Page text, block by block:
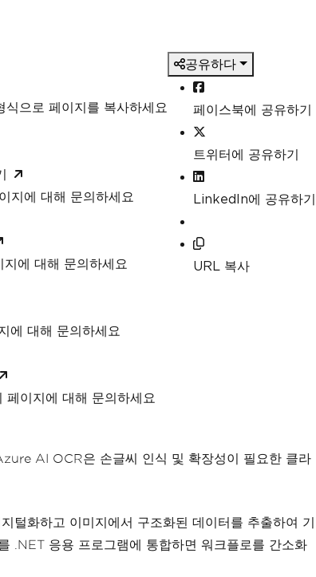
식으로 페이지를 복사하세요
지에 대해 문의하세요
에 대해 문의하세요
에 대해 문의하세요
이지에 대해 문의하세요
공유하다
페이스북에 공유하기
트위터에 공유하기
LinkedIn에 공유하기
URL 복사
AI OCR은 손글씨 인식 및 확장성이 필요한 클라
화하고 이미지에서 구조화된 데이터를 추출하여 기
.NET 응용 프로그램에 통합하면 워크플로를 간소화